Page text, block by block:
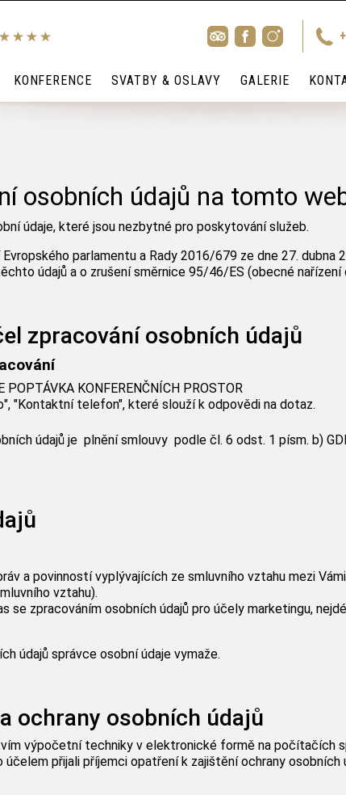
KONFERENCE SVATBY & OSLAVY GALERIE
osobních údajů na tomto
údaje, které jsou nezbytné pro poskytování služeb.
parlamentu a Rady 2016/679 ze dne 27.
údajů a o zrušení směrnice 95/46/ES (obecné nařízení
zpracování osobních údajů
POPTÁVKA KONFERENČNÍCH PROSTOR
", "Kontaktní telefon", které slouží k odpovědi na dotaz.
údajů je plnění smlouvy podle čl. 6 odst. 1 písm. b)
a povinností vyplývajících ze smluvního vztahu mezi
vztahu).
se zpracováním osobních údajů pro účely marketingu,
údajů správce osobní údaje vymaže.
ochrany osobních údajů
výpočetní techniky v elektronické formě na počítačích
přijali příjemci opatření k zajištění ochrany